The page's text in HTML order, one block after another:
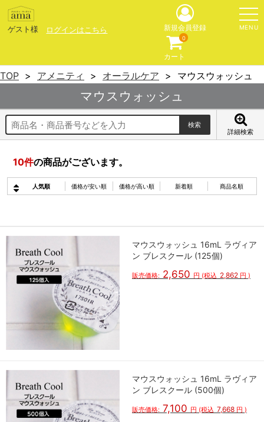
ゲスト様 ログインはこちら MENU
新規会員登録
カート
0
TOP アメニティ オーラルケア マウスウォッシュ
マウスウォッシュ
詳細検索
10件の商品がございます。
人気順 価格が安い順 価格が高い順 新着順 商品名順
マウスウォッシュ 16mL ラヴィア
ン ブレスクール (125個)
販売価格: 2,650 円 (税込 2,862 円 )
マウスウォッシュ 16mL ラヴィア
ン ブレスクール (500個)
販売価格: 7,100 円 (税込 7,668 円 )